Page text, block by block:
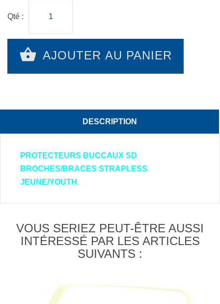
Qté :
AJOUTER AU PANIER
DESCRIPTION
PROTECTEURS BUCCAUX SD
BROCHES/BRACES STRAPLESS
JEUNE/YOUTH.
VOUS SERIEZ PEUT-ÊTRE AUSSI
INTÉRESSÉ PAR LES ARTICLES
SUIVANTS :